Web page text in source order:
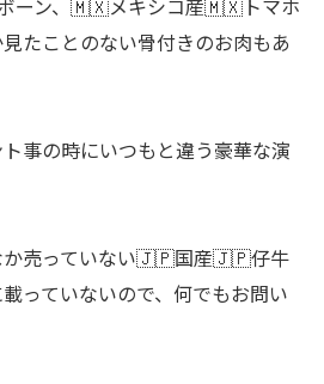
ン、🇲🇽メキシコ産🇲🇽トマホ
たことのない骨付きのお肉もあ
事の時にいつもと違う豪華な演
か売っていない🇯🇵国産🇯🇵仔牛
っていないので、何でもお問い